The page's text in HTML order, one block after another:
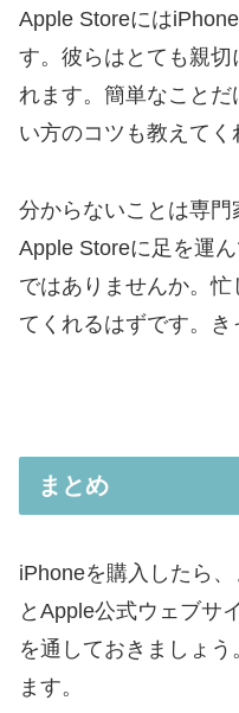
Apple Storeには
す。彼らはとても親切
れます。簡単なこと
い方のコツも教えてく
分からないことは専門
Apple Storeに足を運
ではありませんか。
てくれるはずです。き
まとめ
iPhoneを購入したら
とApple公式ウェブサ
を通しておきましょ
ます。